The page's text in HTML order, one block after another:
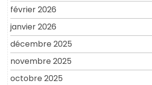
février 2026
janvier 2026
décembre 2025
novembre 2025
octobre 2025